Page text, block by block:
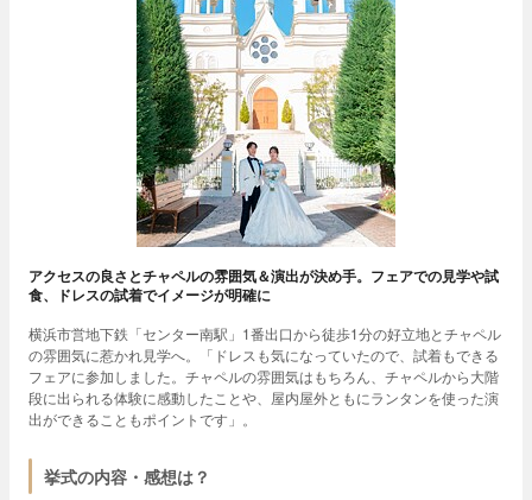
アクセスの良さとチャペルの雰囲気＆演出が決め手。フェアでの見学や試
食、ドレスの試着でイメージが明確に
横浜市営地下鉄「センター南駅」1番出口から徒歩1分の好立地とチャペル
の雰囲気に惹かれ見学へ。「ドレスも気になっていたので、試着もできる
フェアに参加しました。チャペルの雰囲気はもちろん、チャペルから大階
段に出られる体験に感動したことや、屋内屋外ともにランタンを使った演
出ができることもポイントです」。
挙式の内容・感想は？